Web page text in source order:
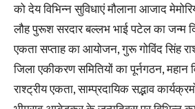
को देय विभिन्न सुविधाएं मौलाना आजाद
लौह पुरूश सरदार बल्लभ भाई पटेल का जन्म
एकता सप्ताह का आयोजन, गुरू गोविंद सिंह
जिला एकीकरण समितियों का पूर्नगठन, महान
राश्ट्रीय एकता, साम्प्रदायिक सद्भाव